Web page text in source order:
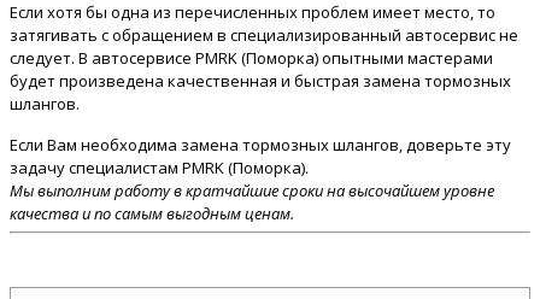
Если хотя бы одна из перечисленных проблем имеет место, то
затягивать с обращением в специализированный автосервис не
следует. В автосервисе PMRK (Поморка) опытными мастерами
будет произведена качественная и быстрая замена тормозных
шлангов.
Если Вам необходима замена тормозных шлангов, доверьте эту
задачу специалистам PMRK (Поморка).
Мы выполним работу в кратчайшие сроки на высочайшем уровне
качества и по самым выгодным ценам.